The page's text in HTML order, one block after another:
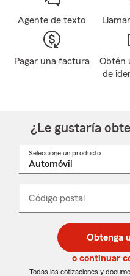
Agente de texto
Pagar una factura
Obtén
de
¿Le gustaría
Seleccione un producto
Código postal
de
5
dígitos
de
5
dígitos
_____
Obtenga
o continuar
Todas las cotizaciones y